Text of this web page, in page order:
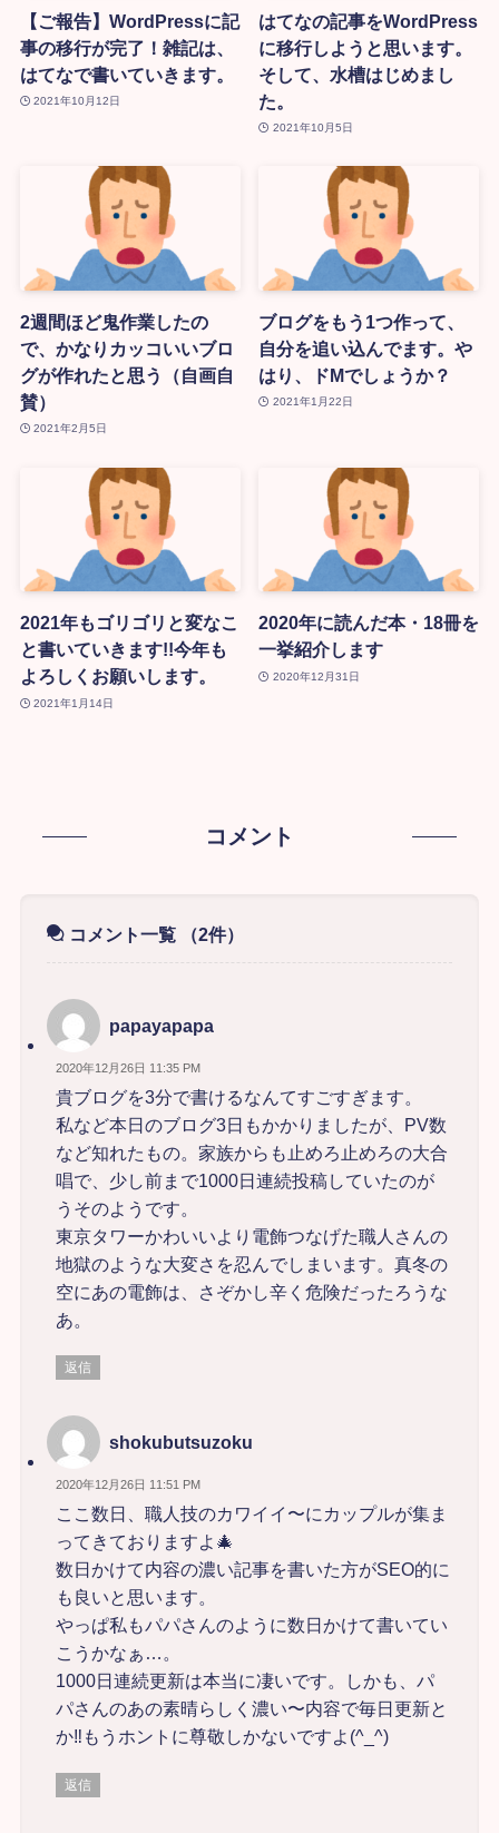
【ご報告】WordPressに記
事の移行が完了！雑記は、
はてなで書いていきます。
2021年10月12日
はてなの記事をWordPress
に移行しようと思います。
そして、水槽はじめまし
た。
2021年10月5日
2週間ほど鬼作業したの
で、かなりカッコいいブロ
グが作れたと思う（自画自
賛）
2021年2月5日
ブログをもう1つ作って、
自分を追い込んでます。や
はり、ドMでしょうか？
2021年1月22日
2021年もゴリゴリと変なこ
と書いていきます!!今年も
よろしくお願いします。
2021年1月14日
2020年に読んだ本・18冊を
一挙紹介します
2020年12月31日
コメント
コメント一覧 （2件）
papayapapa
2020年12月26日 11:35 PM
貴ブログを3分で書けるなんてすごすぎます。
私など本日のブログ3日もかかりましたが、PV数
など知れたもの。家族からも止めろ止めろの大合
唱で、少し前まで1000日連続投稿していたのが
うそのようです。
東京タワーかわいいより電飾つなげた職人さんの
地獄のような大変さを忍んでしまいます。真冬の
空にあの電飾は、さぞかし辛く危険だったろうな
あ。
返信
shokubutsuzoku
2020年12月26日 11:51 PM
ここ数日、職人技のカワイイ〜にカップルが集ま
ってきておりますよ🎄
数日かけて内容の濃い記事を書いた方がSEO的に
も良いと思います。
やっぱ私もパパさんのように数日かけて書いてい
こうかなぁ…。
1000日連続更新は本当に凄いです。しかも、パ
パさんのあの素晴らしく濃い〜内容で毎日更新と
か‼もうホントに尊敬しかないですよ(^_^)
返信